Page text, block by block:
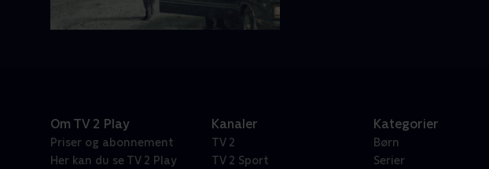
Om TV 2 Play
Priser og abonnement
Her kan du se TV 2 Play
Kanaler
TV 2
TV 2 Sport
Kategorier
Børn
Serier